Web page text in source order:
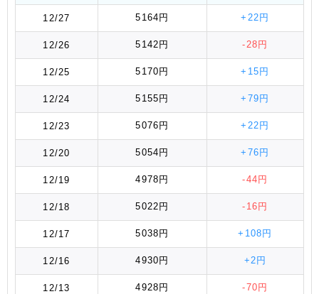
12/27 5164円 +22円
12/26 5142円 -28円
12/25 5170円 +15円
12/24 5155円 +79円
12/23 5076円 +22円
12/20 5054円 +76円
12/19 4978円 -44円
12/18 5022円 -16円
12/17 5038円 +108円
12/16 4930円 +2円
12/13 4928円 -70円